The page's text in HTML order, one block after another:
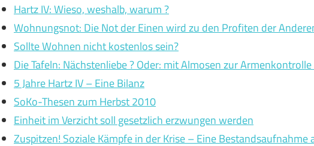
Hartz IV: Wieso, weshalb, warum ?
Wohnungsnot: Die Not der Einen wird zu den Profiten der
Sollte Wohnen nicht kostenlos sein?
Die Tafeln: Nächstenliebe ? Oder: mit Almosen zur Armenkontrolle
5 Jahre Hartz IV – Eine Bilanz
SoKo-Thesen zum Herbst 2010
Einheit im Verzicht soll gesetzlich erzwungen werden
Zuspitzen! Soziale Kämpfe in der Krise – Eine Bestandsaufnahme